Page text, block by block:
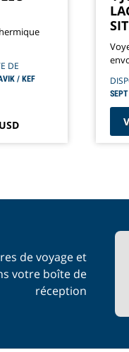
DE
/ KEF
USD
de voyage et
votre boîte de
réception